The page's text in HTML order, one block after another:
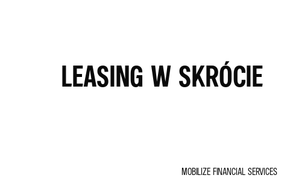
LEASING W SKRÓCIE
MOBILIZE FINANCIAL SERVICES